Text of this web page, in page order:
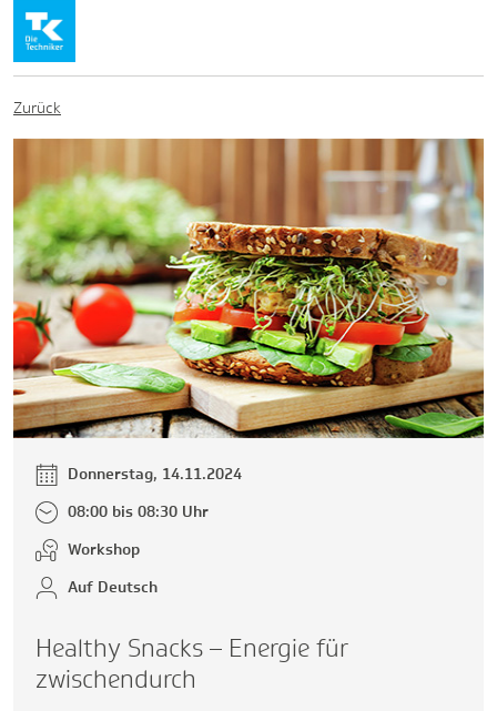
Zurück
Donnerstag, 14.11.2024
08:00 bis 08:30 Uhr
Workshop
Auf Deutsch
Healthy Snacks – Energie für
zwischendurch